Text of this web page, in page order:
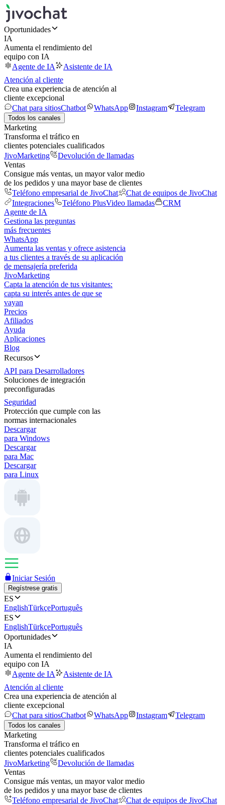
Oportunidades
IA
Aumenta el rendimiento del
equipo con IA
Agente de IA
Asistente de IA
Atención al cliente
Crea una experiencia de atención al
cliente excepcional
Chat para sitiosChatbot WhatsApp Instagram Telegram
Todos los canales
Marketing
Transforma el tráfico en
clientes potenciales cualificados
JivoMarketing
Devolución de llamadas
Ventas
Consigue más ventas, un mayor valor medio
de los pedidos y una mayor base de clientes
Teléfono empresarial de JivoChat
Chat de equipos de JivoChat
Integraciones
Teléfono PlusVideo llamadas
CRM
Agente de IA
Gestiona las preguntas
más frecuentes
WhatsApp
Aumenta las ventas y ofrece asistencia
a tus clientes a través de su aplicación
de mensajería preferida
JivoMarketing
Capta la atención de tus visitantes:
capta su interés antes de que se
vayan
Precios
Afiliados
Ayuda
Aplicaciones
Blog
Recursos
API para Desarrolladores
Soluciones de integración
preconfiguradas
Seguridad
Protección que cumple con las
normas internacionales
Descargar
para Windows
Descargar
para Mac
Descargar
para Linux
Iniciar Sesión
Regístrese gratis
ES
EnglishTürkçePortuguês
ES
EnglishTürkçePortuguês
Oportunidades
IA
Aumenta el rendimiento del
equipo con IA
Agente de IA
Asistente de IA
Atención al cliente
Crea una experiencia de atención al
cliente excepcional
Chat para sitiosChatbot WhatsApp Instagram Telegram
Todos los canales
Marketing
Transforma el tráfico en
clientes potenciales cualificados
JivoMarketing
Devolución de llamadas
Ventas
Consigue más ventas, un mayor valor medio
de los pedidos y una mayor base de clientes
Teléfono empresarial de JivoChat
Chat de equipos de JivoChat